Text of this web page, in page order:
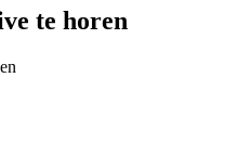
te horen